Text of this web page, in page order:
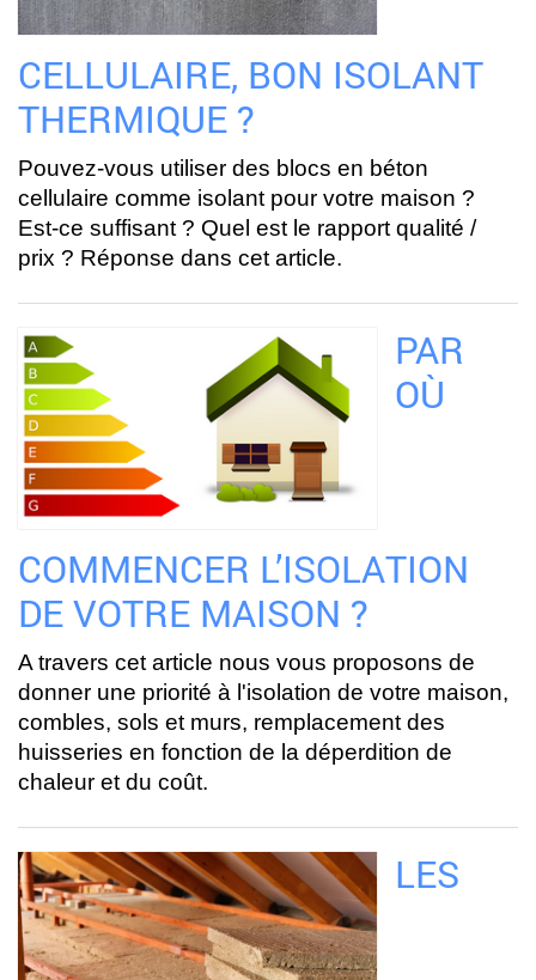
CELLULAIRE, BON ISOLANT
THERMIQUE ?
Pouvez-vous utiliser des blocs en béton
cellulaire comme isolant pour votre maison ?
Est-ce suffisant ? Quel est le rapport qualité /
prix ? Réponse dans cet article.
PAR
OÙ
COMMENCER L’ISOLATION
DE VOTRE MAISON ?
A travers cet article nous vous proposons de
donner une priorité à l'isolation de votre maison,
combles, sols et murs, remplacement des
huisseries en fonction de la déperdition de
chaleur et du coût.
LES